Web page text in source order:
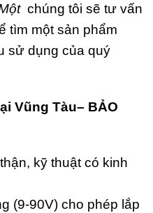
chúng tôi sẽ tư vấn
tìm một sản phẩm
sử dụng của quý
Vũng Tàu– BẢO
kỹ thuật có kinh
(9-90V) cho phép lắp